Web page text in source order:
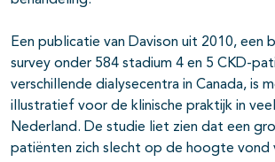
Een publicatie van Davison uit 2010, een
survey onder 584 stadium 4 en 5 CKD-
verschillende dialysecentra in Canada, is
illustratief voor de klinische praktijk in
Nederland. De studie liet zien dat een
patiënten zich slecht op de hoogte vond